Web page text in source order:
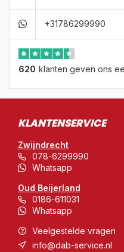
+31786299990
620 klanten geven ons
KLANTENSERVICE
Zwijndrecht
078-6299990
Whatsapp
Oud Beijerland
0186-611031
Whatsapp
Veelgestelde vragen
info@dab-service.nl